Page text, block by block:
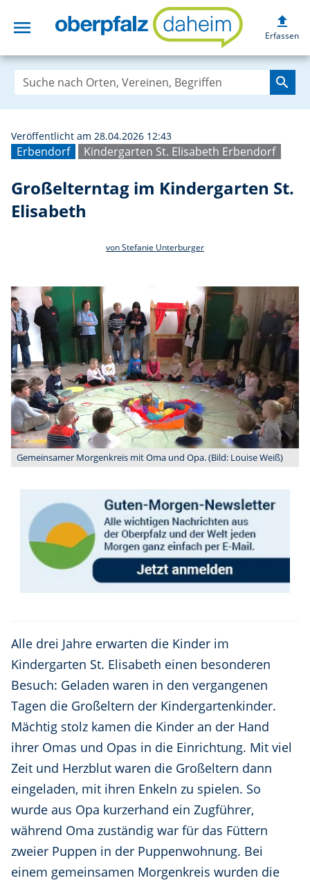
menu Großelterntag
upload
Erfassen
search
Erbendorf Kindergarten St. Elisabeth Erbendorf
Veröffentlicht am 28.04.2026 12:43
Großelterntag im Kindergarten St.
Elisabeth
von Stefanie Unterburger
Gemeinsamer Morgenkreis mit Oma und Opa. (Bild: Louise Weiß)
Alle drei Jahre erwarten die Kinder im
Kindergarten St. Elisabeth einen besonderen
Besuch: Geladen waren in den vergangenen
Tagen die Großeltern der Kindergartenkinder.
Mächtig stolz kamen die Kinder an der Hand
ihrer Omas und Opas in die Einrichtung. Mit viel
Zeit und Herzblut waren die Großeltern dann
eingeladen, mit ihren Enkeln zu spielen. So
wurde aus Opa kurzerhand ein Zugführer,
während Oma zuständig war für das Füttern
zweier Puppen in der Puppenwohnung. Bei
einem gemeinsamen Morgenkreis wurden die